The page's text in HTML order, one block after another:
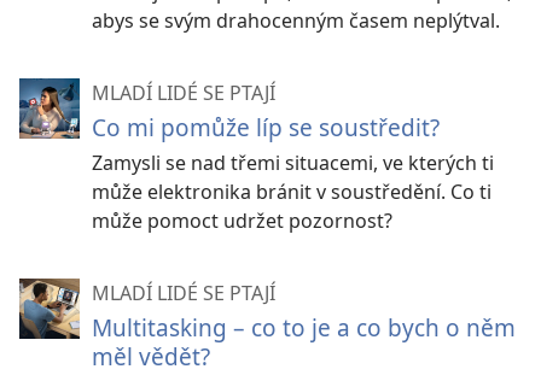
abys se svým drahocenným časem neplýtval.
MLADÍ LIDÉ SE PTAJÍ
Co mi pomůže líp se soustředit?
Zamysli se nad třemi situacemi, ve kterých ti
může elektronika bránit v soustředění. Co ti
může pomoct udržet pozornost?
MLADÍ LIDÉ SE PTAJÍ
Multitasking – co to je a co bych o něm
měl vědět?